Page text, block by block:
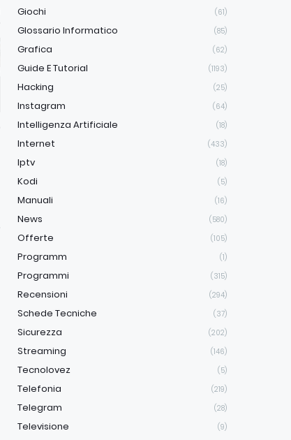
Giochi (61)
Glossario Informatico (85)
Grafica (62)
Guide E Tutorial (1193)
Hacking (25)
Instagram (64)
Intelligenza Artificiale (18)
Internet (433)
Iptv (18)
Kodi (5)
Manuali (16)
News (580)
Offerte (105)
Programm (1)
Programmi (315)
Recensioni (294)
Schede Tecniche (37)
Sicurezza (202)
Streaming (146)
Tecnolovez (5)
Telefonia (219)
Telegram (28)
Televisione (9)